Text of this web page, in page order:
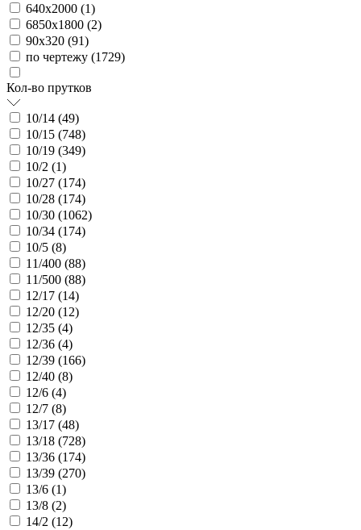
640х2000 (1)
6850х1800 (2)
90х320 (91)
по чертежу (1729)
Кол-во прутков
10/14 (49)
10/15 (748)
10/19 (349)
10/2 (1)
10/27 (174)
10/28 (174)
10/30 (1062)
10/34 (174)
10/5 (8)
11/400 (88)
11/500 (88)
12/17 (14)
12/20 (12)
12/35 (4)
12/36 (4)
12/39 (166)
12/40 (8)
12/6 (4)
12/7 (8)
13/17 (48)
13/18 (728)
13/36 (174)
13/39 (270)
13/6 (1)
13/8 (2)
14/2 (12)